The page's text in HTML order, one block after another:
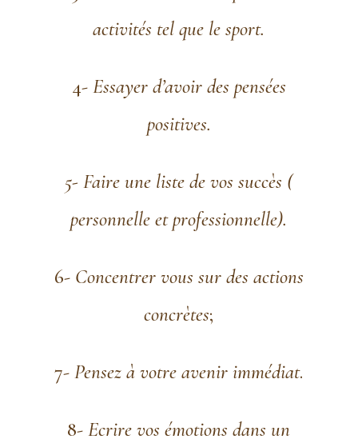
activités tel que le sport.
4- Essayer d’avoir des pensées
positives.
5- Faire une liste de vos succès (
personnelle et professionnelle).
6- Concentrer vous sur des actions
concrètes;
7-Pensez à votre avenir immédiat.
8-Ecrire vos émotions dans un